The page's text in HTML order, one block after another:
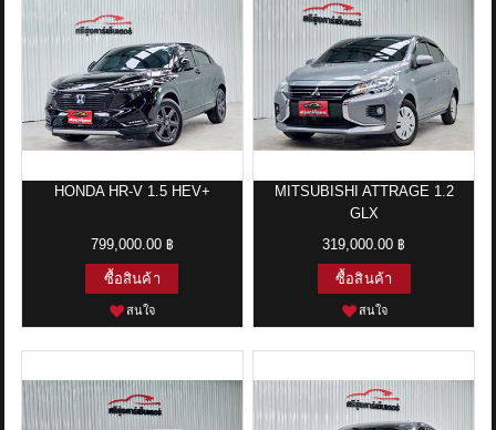
HONDA HR-V 1.5 HEV+
799,000.00 ฿
ซื้อสินค้า
สนใจ
MITSUBISHI ATTRAGE 1.2
GLX
319,000.00 ฿
ซื้อสินค้า
สนใจ